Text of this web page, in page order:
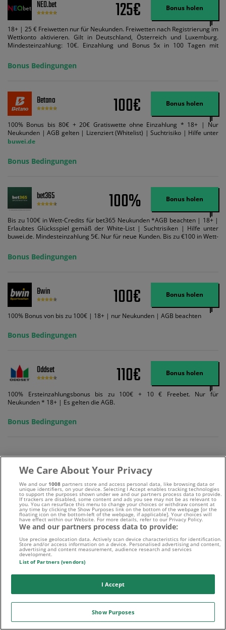
NEO.bet 125€ Bonus holen
18+ | 25 € Freiwetten nur für Neukunden. Freiwetten nach Registrierung im
Wettkonto aktivieren. Gilt in Deutschland, Österreich und Luxemburg.
Mindesteinzahlung: 10€. Einzahlung und Bonus 5x in 100 Tagen mit
Bedingungen können geändert werden. AGB gelten. Lizenziert; Hilfe bei
Suchtrisiken: buwei.de.
Bonus Bedingungen
Betano 100€ Bonus holen
100% Bonus bis 80€ + 20€ Gratiswette ohne Einzahlung * 18+ | Nur
Neukunden | AGB gelten | Lizenziert (Whitelist) | Suchtrisiko | Hilfe unter
buwei.de
Bonus Bedingungen
bet365 100% Bonus holen
Bis zu 100€ in Wett-Credits für bet365 Neukunden *AGB beachten | 18+ |
Erlaubtes Glücksspiel gemäß der White-List | Suchtrisiken | Hilfe unter
buwei.de. Mindesteinzahlung 5€. Nur für neue Kunden. Bis zu €100 in Wett-
ein und wir geben Ihnen die entsprechende qualifizierende Einzahlung in
Wett-Credits, wenn Sie qualifizierende Wetten im gleichen Wert platzieren
Wett-Credits aus. Es gelten die AGB, Zeitlimits und Ausnahmen. Der Bonus-
Code VIPANGEBOT kann während der Anmeldung benutzt werden, jedoch
ändert dies den Angebotsbetrag in keinster Weise.
Bonus Bedingungen
Bwin 100€ Bonus holen
100% Bonus von bis zu 100€ | 18+ | nur Neukunden | AGB beachten
Bonus Bedingungen
Oddset 110€ Bonus holen
100% Ersteinzahlungsbonus bis zu 100€ + 10 € Freebet. Nur für
Neukunden * 18+ | Es gelten die AGB.
Bonus Bedingungen
Wichtiger Hinweis
Bitte beachtet, dass für die Sportwetten-Angebote auf
wettfreunde.net stets die Wettanbieter AGB gelten.
18+ | Wir spielen verantwortungsbewusst
We Care About Your Privacy
We and our 1008 partners store and access personal data, like browsing data or
unique identifiers, on your device. Selecting I Accept enables tracking technologies
to support the purposes shown under we and our partners process data to provide.
If trackers are disabled, some content and ads you see may not be as relevant to
you. You can resurface this menu to change your choices or withdraw consent at
any time by clicking the Show Purposes link on the bottom of the webpage [or the
floating icon on the bottom-left of the webpage, if applicable]. Your choices will
have effect within our Website. For more details, refer to our Privacy Policy.
We and our partners process data to provide:
Use precise geolocation data. Actively scan device characteristics for identification.
Store and/or access information on a device. Personalised advertising and content,
advertising and content measurement, audience research and services
development.
List of Partners (vendors)
I Accept
Show Purposes